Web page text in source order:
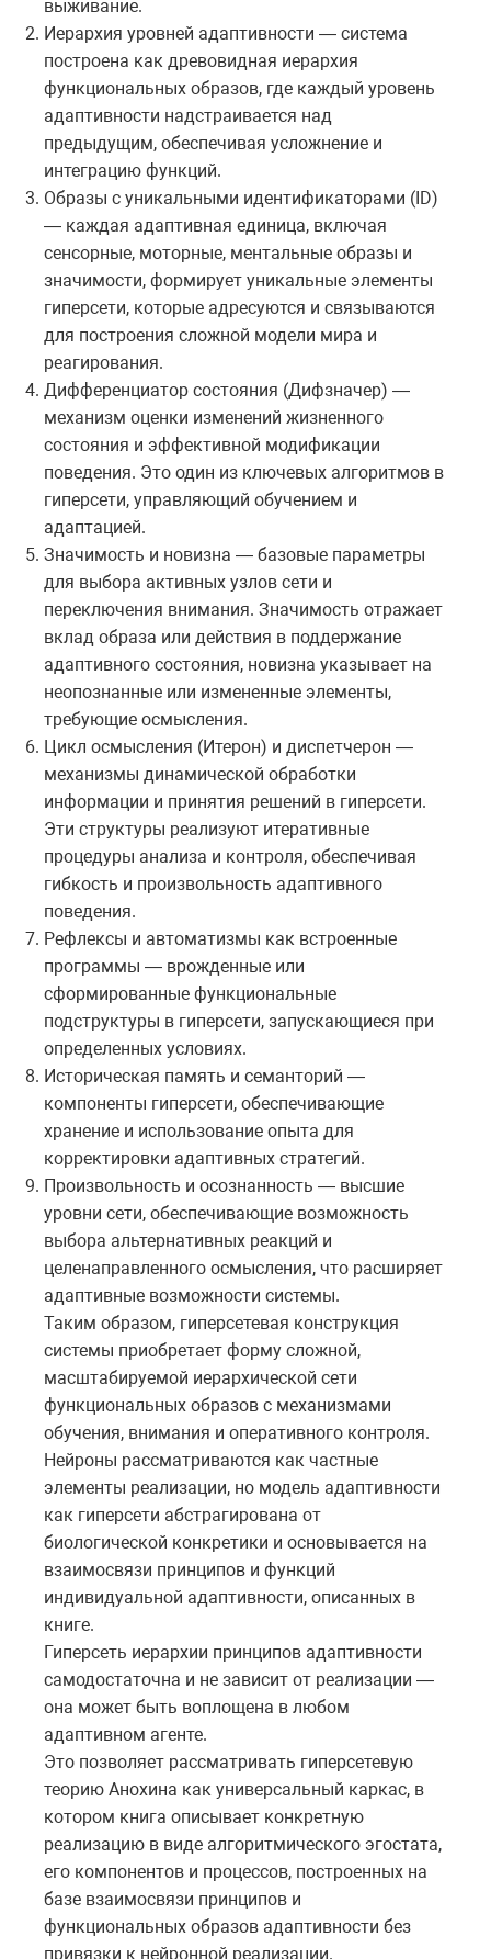
выживание.
Иерархия уровней адаптивности — система
построена как древовидная иерархия
функциональных образов, где каждый уровень
адаптивности надстраивается над
предыдущим, обеспечивая усложнение и
интеграцию функций.
Образы с уникальными идентификаторами (ID)
— каждая адаптивная единица, включая
сенсорные, моторные, ментальные образы и
значимости, формирует уникальные элементы
гиперсети, которые адресуются и связываются
для построения сложной модели мира и
реагирования.
Дифференциатор состояния (Дифзначер) —
механизм оценки изменений жизненного
состояния и эффективной модификации
поведения. Это один из ключевых алгоритмов в
гиперсети, управляющий обучением и
адаптацией.
Значимость и новизна — базовые параметры
для выбора активных узлов сети и
переключения внимания. Значимость отражает
вклад образа или действия в поддержание
адаптивного состояния, новизна указывает на
неопознанные или измененные элементы,
требующие осмысления.
Цикл осмысления (Итерон) и диспетчерон —
механизмы динамической обработки
информации и принятия решений в гиперсети.
Эти структуры реализуют итеративные
процедуры анализа и контроля, обеспечивая
гибкость и произвольность адаптивного
поведения.
Рефлексы и автоматизмы как встроенные
программы — врожденные или
сформированные функциональные
подструктуры в гиперсети, запускающиеся при
определенных условиях.
Историческая память и семанторий —
компоненты гиперсети, обеспечивающие
хранение и использование опыта для
корректировки адаптивных стратегий.
Произвольность и осознанность — высшие
уровни сети, обеспечивающие возможность
выбора альтернативных реакций и
целенаправленного осмысления, что расширяет
адаптивные возможности системы.
Таким образом, гиперсетевая конструкция
системы приобретает форму сложной,
масштабируемой иерархической сети
функциональных образов с механизмами
обучения, внимания и оперативного контроля.
Нейроны рассматриваются как частные
элементы реализации, но модель адаптивности
как гиперсети абстрагирована от
биологической конкретики и основывается на
взаимосвязи принципов и функций
индивидуальной адаптивности, описанных в
книге.
Гиперсеть иерархии принципов адаптивности
самодостаточна и не зависит от реализации —
она может быть воплощена в любом
адаптивном агенте.
Это позволяет рассматривать гиперсетевую
теорию Анохина как универсальный каркас, в
котором книга описывает конкретную
реализацию в виде алгоритмического эгостата,
его компонентов и процессов, построенных на
базе взаимосвязи принципов и
функциональных образов адаптивности без
привязки к нейронной реализации.